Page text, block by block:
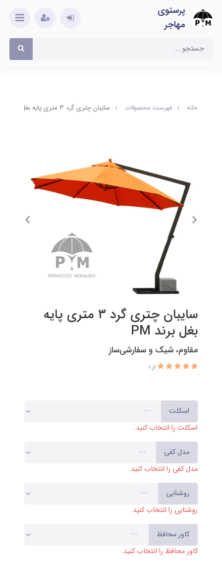
پرستوی
مهاجر
خانه فهرست محصولات سایبان چتری گرد ۳ متری پایه بغل برند PM
سایبان چتری گرد ۳ متری پایه
بغل برند PM
مقاوم، شیک و سفارشی‌ساز
از 1
اسکلت
اسکلت را انتخاب کنید.
مدل کفی
مدل کفی را انتخاب کنید.
روشنایی
روشنایی را انتخاب کنید.
کاور محافظ
کاور محافظ را انتخاب کنید.